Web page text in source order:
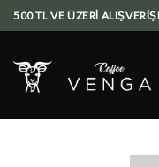
Skip
to
500 TL VE ÜZERİ